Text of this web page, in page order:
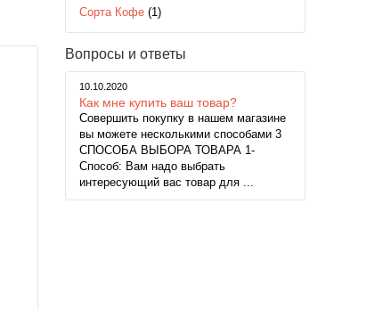
Сорта Кофе (1)
Вопросы и ответы
10.10.2020
Как мне купить ваш товар?
Совершить покупку в нашем магазине
вы можете несколькими способами 3
СПОСОБА ВЫБОРА ТОВАРА 1-
Способ: Вам надо выбрать
интересующий вас товар для ...